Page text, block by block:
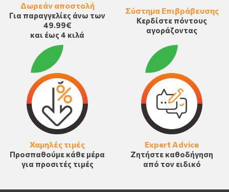
Δωρεάν αποστολή
Για παραγγελίες άνω των
49.99€
και έως 4 κιλά
Σύστημα Επιβράβευσης
Κερδίστε πόντους
αγοράζοντας
Χαμηλές τιμές
Προσπαθούμε κάθε μέρα
για προσιτές τιμές
Expert Advice
Ζητήστε καθοδήγηση
από τον ειδικό